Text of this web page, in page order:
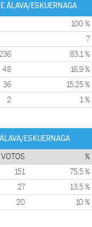
ÁLAVA/ESKUERNAGA
100 %
7
83,1 %
48 16,9 %
36 15,25 %
2 1 %
ESKUERNAGA
VOTOS %
151 75,5 %
27 13,5 %
20 10 %